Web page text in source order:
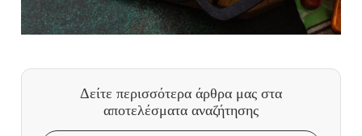
Δείτε περισσότερα άρθρα μας στα
αποτελέσματα αναζήτησης